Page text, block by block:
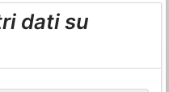
dati su